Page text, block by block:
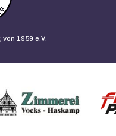
1959 e.V.